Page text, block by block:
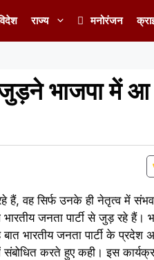
राज्य मनोरंजन
जुड़ने भाजपा में
हैं, वह सिर्फ उनके ही नेतृत्व में
जनता पार्टी से जुड़ रहे हैं।
भारतीय जनता पार्टी के प्रदेश
संबोधित करते हुए कही। इस